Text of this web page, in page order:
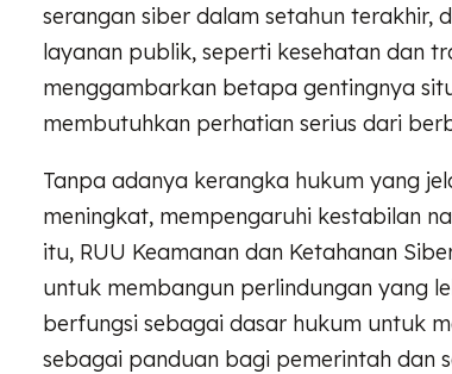
serangan siber dalam setahun terakhir,
layanan publik, seperti kesehatan dan
menggambarkan betapa gentingnya
membutuhkan perhatian serius dari
Tanpa adanya kerangka hukum yang
meningkat, mempengaruhi kestabilan
itu, RUU Keamanan dan Ketahanan
untuk membangun perlindungan yang
berfungsi sebagai dasar hukum untuk
sebagai panduan bagi pemerintah dan